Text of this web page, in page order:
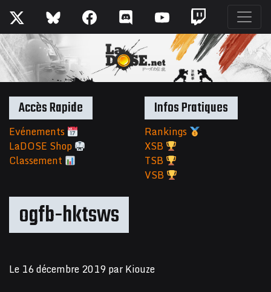
ogfb-hktsws
Le 16 décembre 2019parKiouze
Accès Rapide
Evénements
LaDOSE Shop
Classement
Infos Pratiques
Rankings
XSB
TSB
VSB